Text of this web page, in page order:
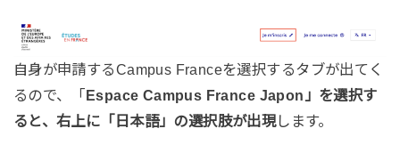
自身が申請するCampus Franceを選択するタブが出てく
るので、「Espace Campus France Japon」を選択す
ると、右上に「日本語」の選択肢が出現します。